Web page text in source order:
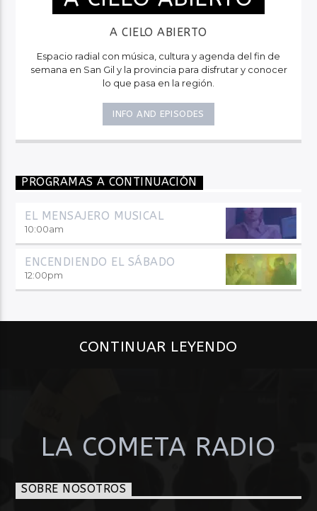
A CIELO ABIERTO
Espacio radial con música, cultura y agenda del fin de
semana en San Gil y la provincia para disfrutar y conocer
lo que pasa en la región.
INFO AND EPISODES
PROGRAMAS A CONTINUACIÓN
EL MENSAJERO MUSICAL
10:00am
ENCENDIENDO EL SÁBADO
12:00pm
CONTINUAR LEYENDO
LA COMETA RADIO
SOBRE NOSOTROS